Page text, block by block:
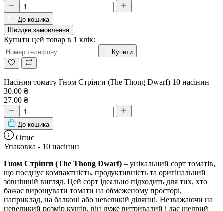
До кошика
Швидке замовлення
Купити цей товар в 1 клік:
Купити
Насіння томату Гном Стрінги (The Thong Dwarf) 10 насінин
30.00 ₴
27.00 ₴
До кошика
Опис
Упаковка - 10 насінин
Гном Стрінги (The Thong Dwarf) – унікальний сорт томатів,
що поєднує компактність, продуктивність та оригінальний
зовнішній вигляд. Цей сорт ідеально підходить для тих, хто
бажає вирощувати томати на обмеженому просторі,
наприклад, на балконі або невеликій ділянці. Незважаючи на
невеликий розмір кущів, він дуже витривалий і дає щедрий